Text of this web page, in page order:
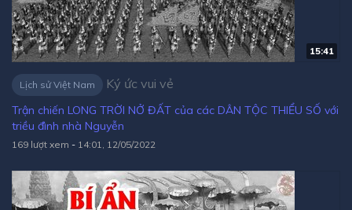
15:41
Lịch sử Việt Nam Ký ức vui vẻ
Trận chiến LONG TRỜI NỞ ĐẤT của các DÂN TỘC THIỂU SỐ với
triều đình nhà Nguyễn
169 lượt xem - 14:01, 12/05/2022